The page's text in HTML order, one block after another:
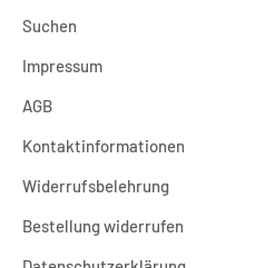
Suchen
Impressum
AGB
Kontaktinformationen
Widerrufsbelehrung
Bestellung widerrufen